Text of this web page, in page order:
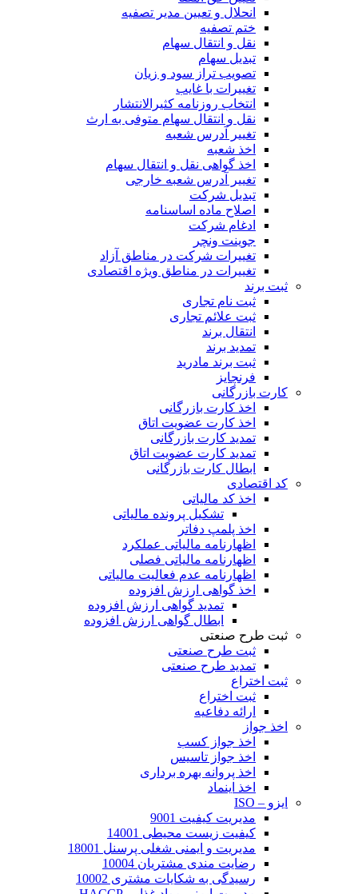
انحلال و تعیین مدیر تصفیه
ختم تصفیه
نقل و انتقال سهام
تبدیل سهام
تصویب تراز سود و زیان
تغییرات با غایب
انتخاب روزنامه کثیرالانتشار
نقل و انتقال سهام متوفی به ارث
تغییر آدرس شعبه
اخذ شعبه
اخذ گواهی نقل و انتقال سهام
تغییر آدرس شعبه خارجی
تبدیل شرکت
اصلاح ماده اساسنامه
ادغام شرکت
جوینت ونچر
تغییرات شرکت در مناطق آزاد
تغییرات در مناطق ویژه اقتصادی
ثبت برند
ثبت نام تجاری
ثبت علائم تجاری
انتقال برند
تمدید برند
ثبت برند مادرید
فرنچایز
کارت بازرگانی
اخذ کارت بازرگانی
اخذ کارت عضویت اتاق
تمدید کارت بازرگانی
تمدید کارت عضویت اتاق
ابطال کارت بازرگانی
کد اقتصادی
اخذ کد مالیاتی
تشکیل پرونده مالیاتی
اخذ پلمپ دفاتر
اظهارنامه مالیاتی عملکرد
اظهارنامه مالیاتی فصلی
اظهارنامه عدم فعالیت مالیاتی
اخذ گواهی ارزش افزوده
تمدید گواهی ارزش افزوده
ابطال گواهی ارزش افزوده
ثبت طرح صنعتی
ثبت طرح صنعتی
تمدید طرح صنعتی
ثبت اختراع
ثبت اختراع
ارائه دفاعیه
اخذ جواز
اخذ جواز کسب
اخذ جواز تاسیس
اخذ پروانه بهره برداری
اخذ اینماد
ایزو – ISO
مدیریت کیفیت 9001
کیفیت زیست محیطی 14001
مدیریت و ایمنی شغلی پرسنل 18001
رضایت مندی مشتریان 10004
رسیدگی به شکایات مشتری 10002